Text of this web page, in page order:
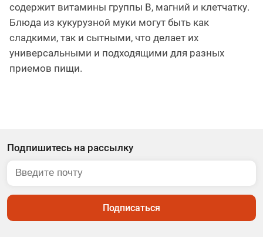
содержит витамины группы B, магний и клетчатку.
Блюда из кукурузной муки могут быть как
сладкими, так и сытными, что делает их
универсальными и подходящими для разных
приемов пищи.
Подпишитесь на рассылку
Подписаться